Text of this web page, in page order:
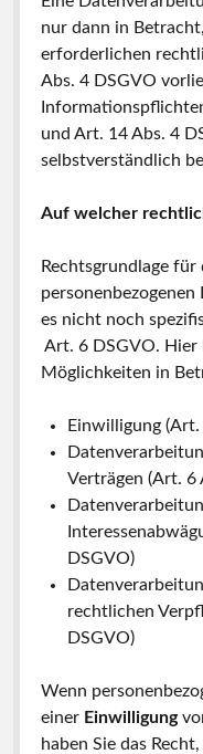
nur dann in
erforderlichen
Abs. 4 DSGVO
und Art. 14 Abs. 4
selbstverständlich
Auf welcher
Rechtsgrundlage
es nicht noch
Art. 6 DSGVO. Hier
Möglichkeiten in
Einwilligung
Verträgen (Art. 6
DSGVO)
rechtlichen
DSGVO)
Wenn
einer Einwilligung
haben Sie das